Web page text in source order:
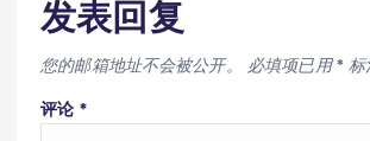
发表回复
您的邮箱地址不会被公开。 必填项已用* 标
评论 *